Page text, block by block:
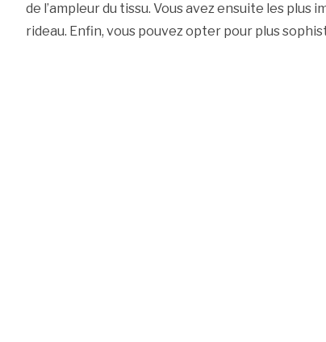
de l’ampleur du tissu. Vous avez ensuite les
rideau. Enfin, vous pouvez opter pour plus